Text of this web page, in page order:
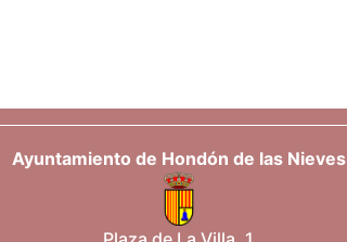
Ayuntamiento de Hondón de las Nieves